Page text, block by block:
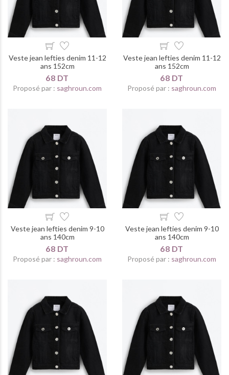
Veste jean lefties denim 11-12
ans 152cm
68 DT
Proposé par : saghroun.com
Veste jean lefties denim 11-12
ans 152cm
68 DT
Proposé par : saghroun.com
Veste jean lefties denim 9-10
ans 140cm
68 DT
Proposé par : saghroun.com
Veste jean lefties denim 9-10
ans 140cm
68 DT
Proposé par : saghroun.com